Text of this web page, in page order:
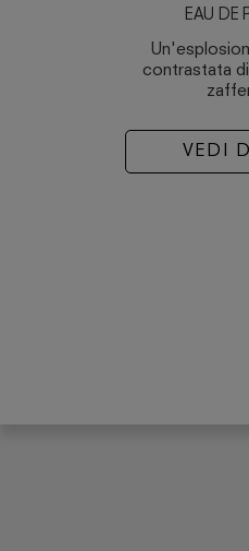
EAU DE
contrastata
VEDI